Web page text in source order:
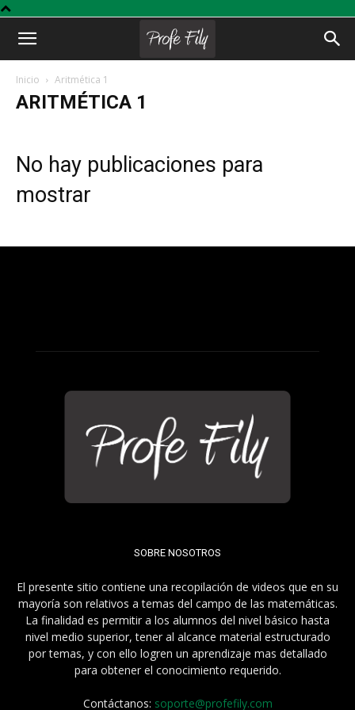
Profe
Fily
Inicio Aritmética 1
ARITMÉTICA 1
No hay publicaciones para
mostrar
SOBRE NOSOTROS
El presente sitio contiene una recopilación de videos que en su
mayoría son relativos a temas del campo de las matemáticas.
La finalidad es permitir a los alumnos del nivel básico hasta
nivel medio superior, tener al alcance material estructurado
por temas, y con ello logren un aprendizaje mas detallado
para obtener el conocimiento requerido.
Contáctanos: soporte@profefily.com